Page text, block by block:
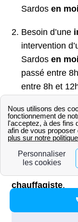
Sardos en
Besoin d’une
intervention
Sardos en
passé entre
entre 8h et
S’il y a un
chauffage, il ne
distributeur
urgentes. En
dysfonctionnelle
chauffagiste.